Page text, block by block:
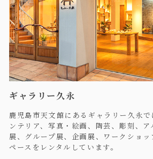
ギャラリー久永
鹿児島市天文館にあるギャラリー久永で
ンテリア、写真・絵画、陶芸、彫刻、
展、グループ展、企画展、ワークショ
ペースをレンタルしています。